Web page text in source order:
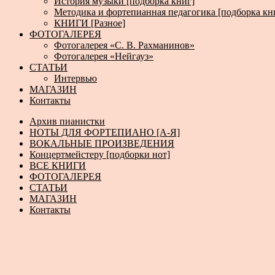
Методика и фортепианная педагогика [подборка
КНИГИ [Разное]
ФОТОГАЛЕРЕЯ
Фотогалерея «С. В. Рахманинов»
Фотогалерея «Нейгауз»
СТАТЬИ
Интервью
МАГАЗИН
Контакты
Архив пианистки
НОТЫ ДЛЯ ФОРТЕПИАНО [А-Я]
ВОКАЛЬНЫЕ ПРОИЗВЕДЕНИЯ
Концертмейстеру [подборки нот]
ВСЕ КНИГИ
ФОТОГАЛЕРЕЯ
СТАТЬИ
МАГАЗИН
Контакты